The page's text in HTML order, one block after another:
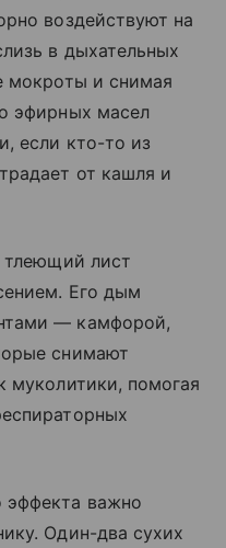
воздействуют на
в дыхательных
мокроты и снимая
эфирных масел
если кто-то из
от кашля и
тлеющий лист
Его дым
— камфорой,
снимают
муколитики, помогая
эффекта важно
Один-два сухих